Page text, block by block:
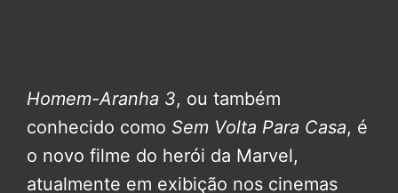
Homem-Aranha 3, ou também
conhecido como Sem Volta Para Casa, é
o novo filme do herói da Marvel,
atualmente em exibição nos cinemas